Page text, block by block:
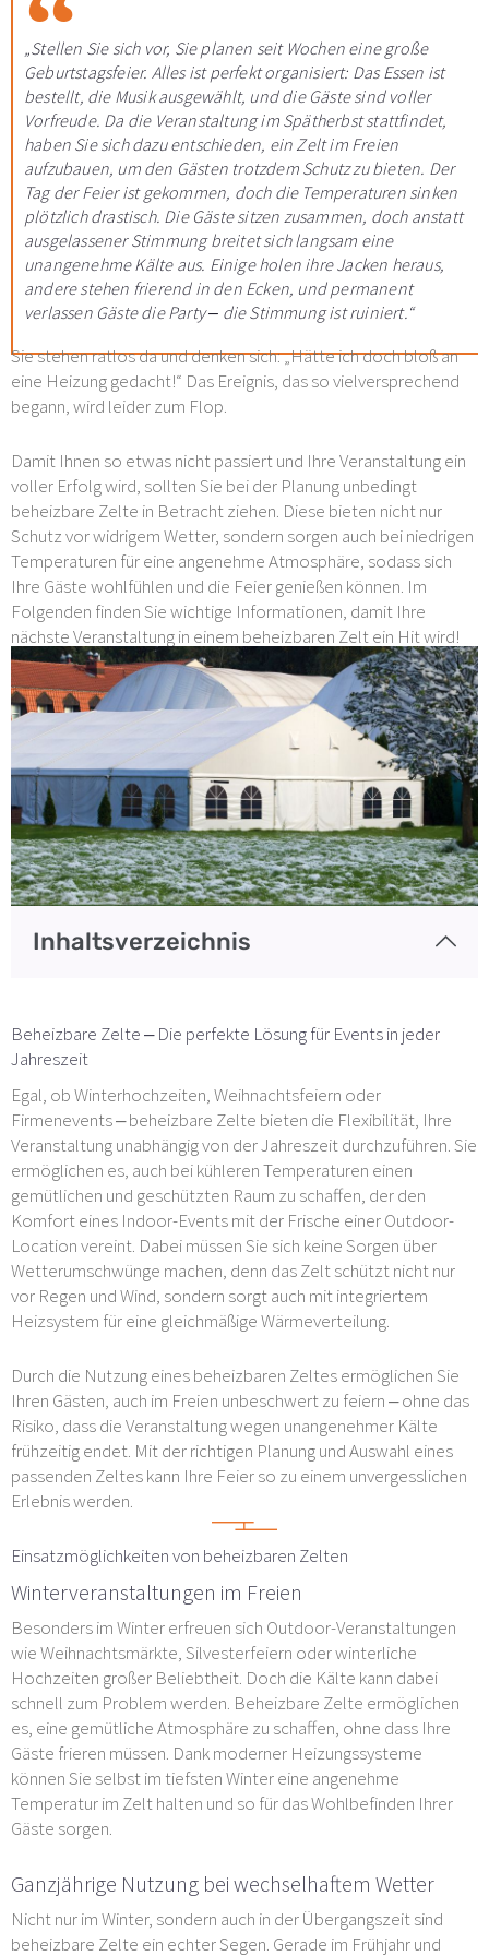
„Stellen Sie sich vor, Sie planen seit Wochen eine große
Geburtstagsfeier. Alles ist perfekt organisiert: Das Essen ist
bestellt, die Musik ausgewählt, und die Gäste sind voller
Vorfreude. Da die Veranstaltung im Spätherbst stattfindet,
haben Sie sich dazu entschieden, ein Zelt im Freien
aufzubauen, um den Gästen trotzdem Schutz zu bieten. Der
Tag der Feier ist gekommen, doch die Temperaturen sinken
plötzlich drastisch. Die Gäste sitzen zusammen, doch anstatt
ausgelassener Stimmung breitet sich langsam eine
unangenehme Kälte aus. Einige holen ihre Jacken heraus,
andere stehen frierend in den Ecken, und permanent
verlassen Gäste die Party – die Stimmung ist ruiniert.“
Sie stehen ratlos da und denken sich: „Hätte ich doch bloß an
eine Heizung gedacht!“ Das Ereignis, das so vielversprechend
begann, wird leider zum Flop.
Damit Ihnen so etwas nicht passiert und Ihre Veranstaltung ein
voller Erfolg wird, sollten Sie bei der Planung unbedingt
beheizbare Zelte in Betracht ziehen. Diese bieten nicht nur
Schutz vor widrigem Wetter, sondern sorgen auch bei niedrigen
Temperaturen für eine angenehme Atmosphäre, sodass sich
Ihre Gäste wohlfühlen und die Feier genießen können. Im
Folgenden finden Sie wichtige Informationen, damit Ihre
nächste Veranstaltung in einem beheizbaren Zelt ein Hit wird!
Inhaltsverzeichnis
Beheizbare Zelte – Die perfekte Lösung für Events in jeder
Jahreszeit
Egal, ob Winterhochzeiten, Weihnachtsfeiern oder
Firmenevents – beheizbare Zelte bieten die Flexibilität, Ihre
Veranstaltung unabhängig von der Jahreszeit durchzuführen. Sie
ermöglichen es, auch bei kühleren Temperaturen einen
gemütlichen und geschützten Raum zu schaffen, der den
Komfort eines Indoor-Events mit der Frische einer Outdoor-
Location vereint. Dabei müssen Sie sich keine Sorgen über
Wetterumschwünge machen, denn das Zelt schützt nicht nur
vor Regen und Wind, sondern sorgt auch mit integriertem
Heizsystem für eine gleichmäßige Wärmeverteilung.
Durch die Nutzung eines beheizbaren Zeltes ermöglichen Sie
Ihren Gästen, auch im Freien unbeschwert zu feiern – ohne das
Risiko, dass die Veranstaltung wegen unangenehmer Kälte
frühzeitig endet. Mit der richtigen Planung und Auswahl eines
passenden Zeltes kann Ihre Feier so zu einem unvergesslichen
Erlebnis werden.
Einsatzmöglichkeiten von beheizbaren Zelten
Winterveranstaltungen im Freien
Besonders im Winter erfreuen sich Outdoor-Veranstaltungen
wie Weihnachtsmärkte, Silvesterfeiern oder winterliche
Hochzeiten großer Beliebtheit. Doch die Kälte kann dabei
schnell zum Problem werden. Beheizbare Zelte ermöglichen
es, eine gemütliche Atmosphäre zu schaffen, ohne dass Ihre
Gäste frieren müssen. Dank moderner Heizungssysteme
können Sie selbst im tiefsten Winter eine angenehme
Temperatur im Zelt halten und so für das Wohlbefinden Ihrer
Gäste sorgen.
Ganzjährige Nutzung bei wechselhaftem Wetter
Nicht nur im Winter, sondern auch in der Übergangszeit sind
beheizbare Zelte ein echter Segen. Gerade im Frühjahr und